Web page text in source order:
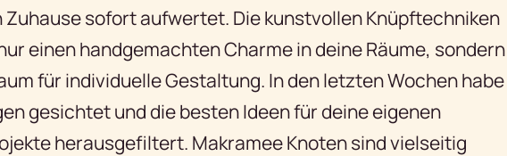
Zuhause sofort aufwertet. Die kunstvollen Knüpftechniken
einen handgemachten Charme in deine Räume, sondern
für individuelle Gestaltung. In den letzten Wochen habe
gesichtet und die besten Ideen für deine eigenen
herausgefiltert. Makramee Knoten sind vielseitig